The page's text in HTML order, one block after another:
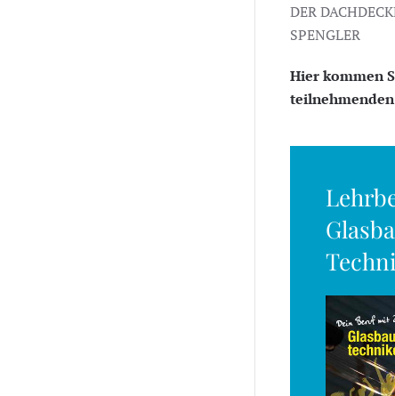
DER
SPENGLER
Hier kommen